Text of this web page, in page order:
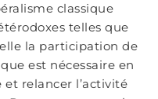
classique
telles que
la participation de
est nécessaire en
relancer l’activité